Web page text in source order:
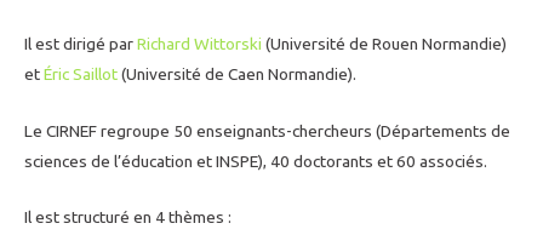
Il est dirigé parRichard Wittorski (Université de Rouen Normandie)
etÉric Saillot(Université de Caen Normandie).
Le CIRNEF regroupe 50 enseignants-chercheurs (Départements de
sciences de l’éducation et INSPE), 40 doctorants et 60 associés.
Il est structuré en 4 thèmes :